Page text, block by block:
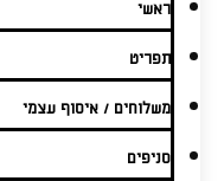
ראשי
תפריט
משלוחים / איסוף עצמי
סניפים